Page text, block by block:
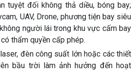
tuyệt đối không thả diều, bóng bay;
UAV, Drone, phương tiện bay siêu
người lái trong khu vực cấm bay
thẩm quyền cấp phép.
đèn công suất lớn hoặc các thiết
bầu trời làm ảnh hưởng đến hoạt